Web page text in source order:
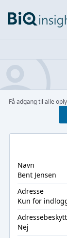
Få adgang til alle
Navn
Bent Jensen
Adresse
Kun for
Nej